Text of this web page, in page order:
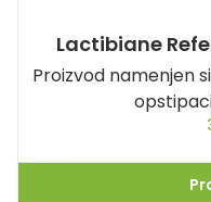
Lactibiane
Proizvod namenjen